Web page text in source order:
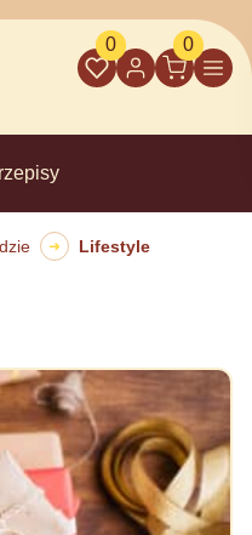
0 0
➜ Lifestyle